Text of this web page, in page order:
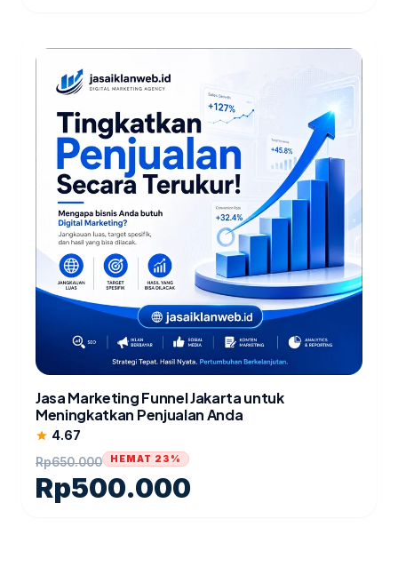
Jasa Marketing Funnel Jakarta untuk
Meningkatkan Penjualan Anda
star 4.67
Rp650.000
Rp500.000
HEMAT 23%